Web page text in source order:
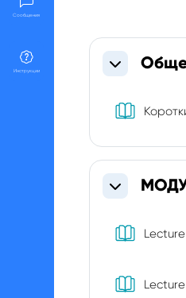
Сообщения
Инструкции
Section
Свернуть
Свернуть
Lecture
Lecture